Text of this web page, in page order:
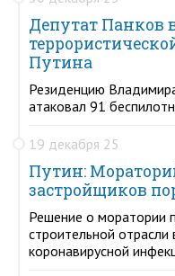
Депутат Панков
Путина
Резиденцию
атаковал 91
19 декабря 25
Путин:
застройщиков
Решение о моратории
строительной
коронавирусной